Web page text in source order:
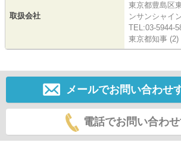
取扱会社
東京都豊島区
ンサンシャイ
TEL:03-5944-
東京都知事 (2)
メールでお問い合わせ
電話でお問い合わ